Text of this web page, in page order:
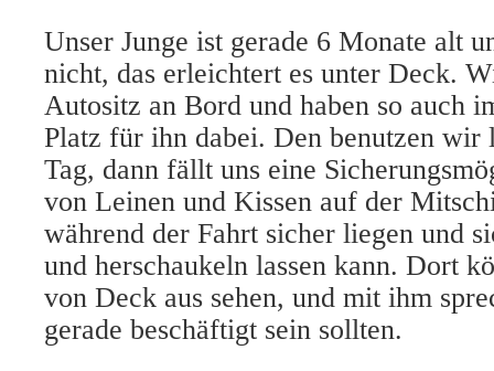
Unser Junge ist gerade 6 Monate alt
nicht, das erleichtert es unter Deck.
Autositz an Bord und haben so auch
Platz für ihn dabei. Den benutzen wir
Tag, dann fällt uns eine
von Leinen und Kissen auf der
während der Fahrt sicher liegen und
und herschaukeln lassen kann. Dort
von Deck aus sehen, und mit ihm
gerade beschäftigt sein sollten.